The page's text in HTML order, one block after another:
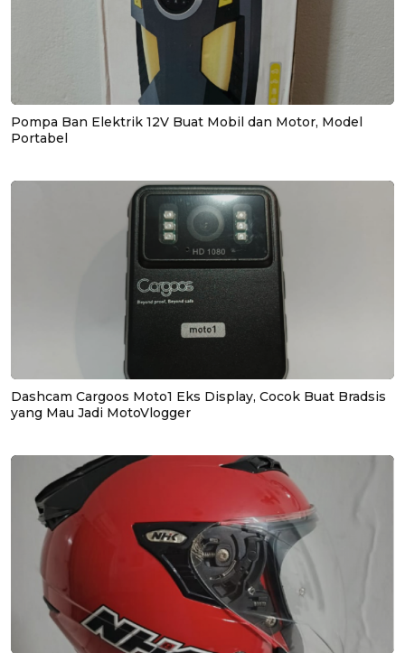
Pompa Ban Elektrik 12V Buat Mobil dan Motor, Model
Portabel
Dashcam Cargoos Moto1 Eks Display, Cocok Buat Bradsis
yang Mau Jadi MotoVlogger